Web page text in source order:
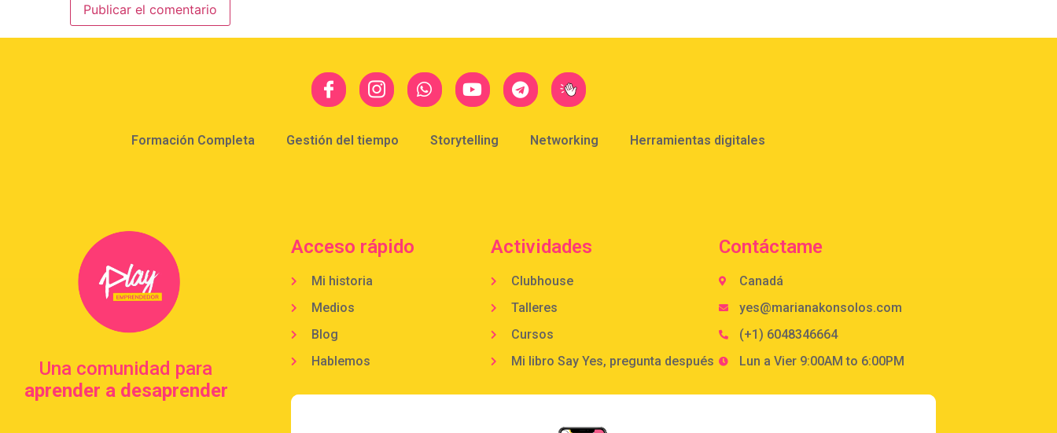
Formación Completa Gestión del tiempo Storytelling Networking Herramientas digitales
Una comunidad para
aprender a desaprender
Acceso rápido
Mi historia
Medios
Blog
Hablemos
Actividades
Clubhouse
Talleres
Cursos
Mi libro Say Yes, pregunta después
Contáctame
Canadá
yes@marianakonsolos.com
(+1) 6048346664
Lun a Vier 9:00AM to 6:00PM